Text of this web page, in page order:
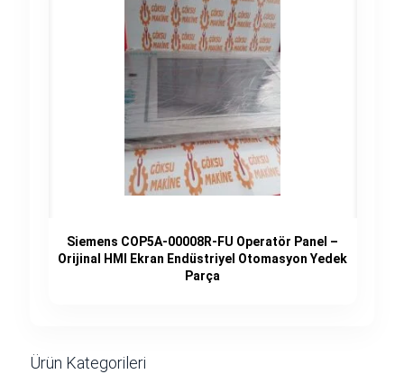
Siemens COP5A-00008R-FU Operatör Panel –
Orijinal HMI Ekran Endüstriyel Otomasyon Yedek
Parça
Ürün Kategorileri